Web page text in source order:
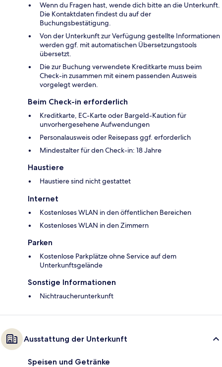
Wenn du Fragen hast, wende dich bitte an die Unterkunft.
Die Kontaktdaten findest du auf der
Buchungsbestätigung.
Von der Unterkunft zur Verfügung gestellte Informationen
werden ggf. mit automatischen Übersetzungstools
übersetzt.
Die zur Buchung verwendete Kreditkarte muss beim
Check-in zusammen mit einem passenden Ausweis
vorgelegt werden.
Beim Check-in erforderlich
Kreditkarte, EC-Karte oder Bargeld-Kaution für
unvorhergesehene Aufwendungen
Personalausweis oder Reisepass ggf. erforderlich
Mindestalter für den Check-in: 18 Jahre
Haustiere
Haustiere sind nicht gestattet
Internet
Kostenloses WLAN in den öffentlichen Bereichen
Kostenloses WLAN in den Zimmern
Parken
Kostenlose Parkplätze ohne Service auf dem
Unterkunftsgelände
Sonstige Informationen
Nichtraucherunterkunft
Ausstattung der Unterkunft
Speisen und Getränke